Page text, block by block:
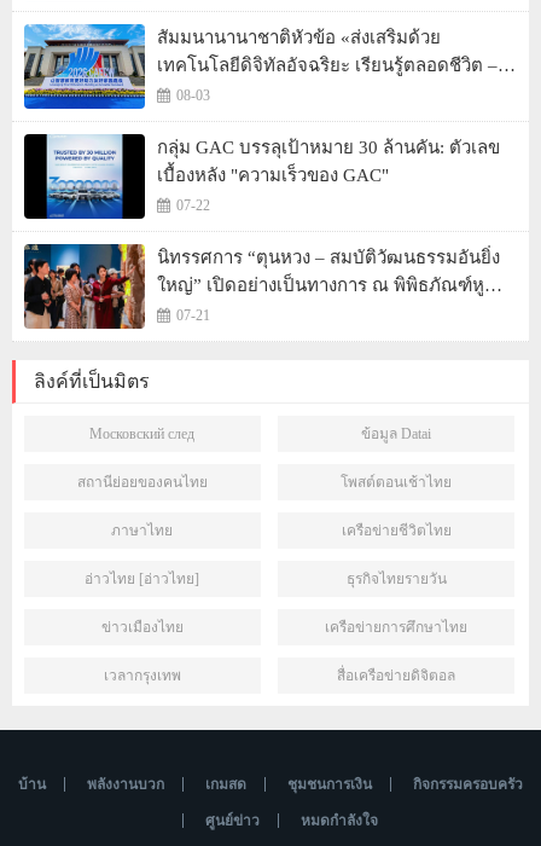
Learning" Convenes
สัมมนานานาชาติหัวข้อ «ส่งเสริมด้วย
เทคโนโลยีดิจิทัลอัจฉริยะ เรียนรู้ตลอดชีวิต –
สร้างระบบนิเวศใหม่แห่งการเรียนรู้ตลอดชีวิต
ของมนุษย์» จัดขึ้น
08-03
กลุ่ม GAC บรรลุเป้าหมาย 30 ล้านคัน: ตัวเลข
เบื้องหลัง "ความเร็วของ GAC"
07-22
นิทรรศการ “ตุนหวง – สมบัติวัฒนธรรมอันยิ่ง
ใหญ่” เปิดอย่างเป็นทางการ ณ พิพิธภัณฑ์หู
หนาน
07-21
ลิงค์ที่เป็นมิตร
Московский след ข้อมูล Datai
สถานีย่อยของคนไทย โพสต์ตอนเช้าไทย
ภาษาไทย เครือข่ายชีวิตไทย
อ่าวไทย [อ่าวไทย] ธุรกิจไทยรายวัน
ข่าวเมืองไทย เครือข่ายการศึกษาไทย
เวลากรุงเทพ สื่อเครือข่ายดิจิตอล
บ้าน พลังงานบวก เกมสด ชุมชนการเงิน กิจกรรมครอบครัว
ศูนย์ข่าว หมดกำลังใจ